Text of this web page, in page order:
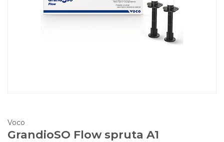
Voco
GrandioSO Flow spruta A1